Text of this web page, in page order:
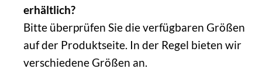
erhältlich?
Bitte überprüfen Sie die verfügbaren Größen
auf der Produktseite. In der Regel bieten wir
verschiedene Größen an.